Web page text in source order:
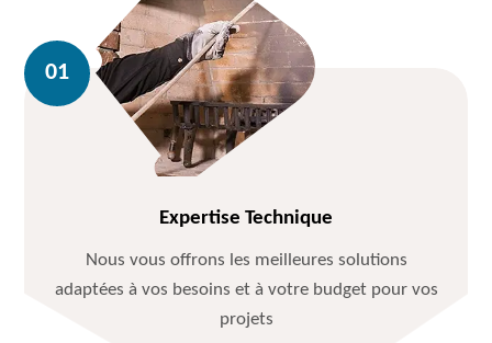
Expertise Technique
Nous vous offrons les meilleures solutions
adaptées à vos besoins et à votre budget pour vos
projets